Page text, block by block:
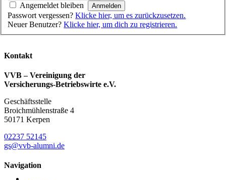
Angemeldet bleiben
Passwort vergessen?Klicke hier, um es zurückzusetzen.
Neuer Benutzer?Klicke hier, um dich zu registrieren.
Kontakt
VVB – Vereinigung der
Versicherungs-Betriebswirte e.V.
Geschäftsstelle
Broichmühlenstraße 4
50171 Kerpen
02237 52145
gs@vvb-alumni.de
Navigation